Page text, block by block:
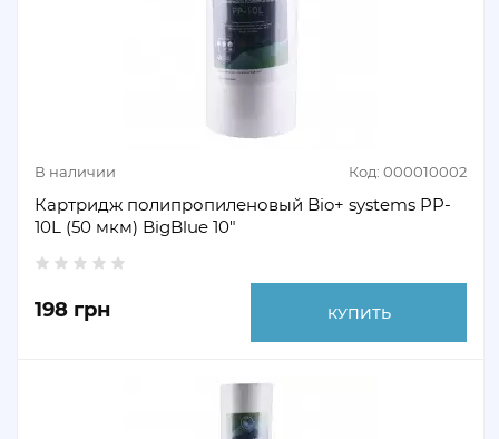
В наличии Код: 000010002
Картридж полипропиленовый Bio+ systems PP-
10L (50 мкм) BigBlue 10"
198 грн КУПИТЬ